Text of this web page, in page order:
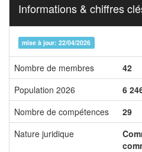
Informations & chiffres
mise à jour: 22/04/2026
Nombre de membres 42
Population 2026
6
Nombre de compétences
29
Nature juridique